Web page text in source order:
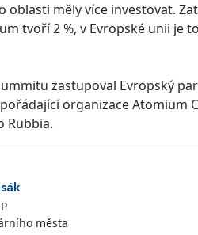
měly více investovat.
tvoří 2 %, v Evropské unii je
zastupoval Evropský
organizace Atomium
Rubbia.
města